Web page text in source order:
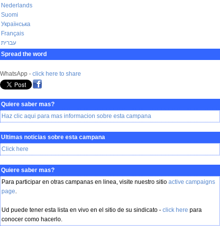
Nederlands
Suomi
Українська
Français
עברית
Spread the word
WhatsApp - click here to share
Quiere saber mas?
Haz clic aqui para mas informacion sobre esta campana
Ultimas noticias sobre esta campana
Click here
Quiere saber mas?
Para participar en otras campanas en linea, visite nuestro sitio active campaigns
page.
Ud puede tener esta lista en vivo en el sitio de su sindicato - click here para
conocer como hacerlo.